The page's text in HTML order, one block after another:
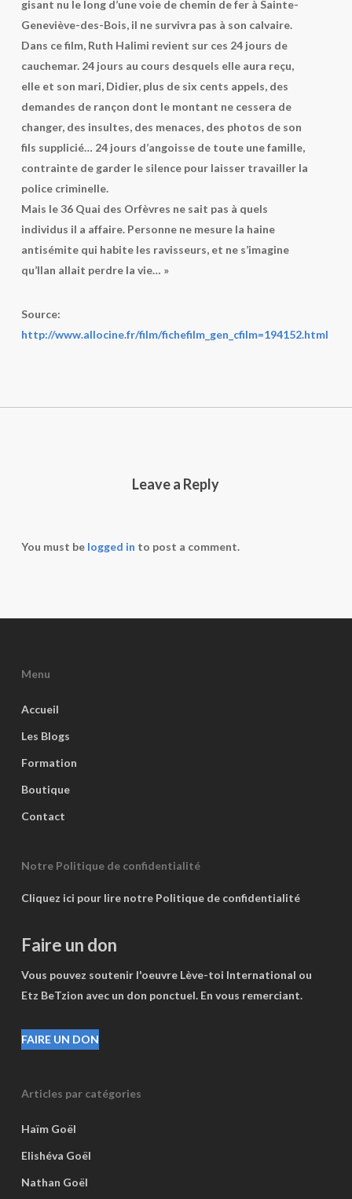
gisant nu le long d’une voie de chemin de fer à Sainte-
Geneviève-des-Bois, il ne survivra pas à son calvaire.
Dans ce film, Ruth Halimi revient sur ces 24 jours de
cauchemar. 24 jours au cours desquels elle aura reçu,
elle et son mari, Didier, plus de six cents appels, des
demandes de rançon dont le montant ne cessera de
changer, des insultes, des menaces, des photos de son
fils supplicié… 24 jours d’angoisse de toute une famille,
contrainte de garder le silence pour laisser travailler la
police criminelle.
Mais le 36 Quai des Orfèvres ne sait pas à quels
individus il a affaire. Personne ne mesure la haine
antisémite qui habite les ravisseurs, et ne s’imagine
qu’Ilan allait perdre la vie… »
Source:
http://www.allocine.fr/film/fichefilm_gen_cfilm=194152.html
Leave a Reply
You must be logged in to post a comment.
Menu
Accueil
Les Blogs
Formation
Boutique
Contact
Notre Politique de confidentialité
Cliquez ici pour lire notre Politique de confidentialité
Faire un don
Vous pouvez soutenir l'oeuvre Lève-toi International ou
Etz BeTzion avec un don ponctuel. En vous remerciant.
FAIRE UN DON
Articles par catégories
Haïm Goël
Elishéva Goël
Nathan Goël